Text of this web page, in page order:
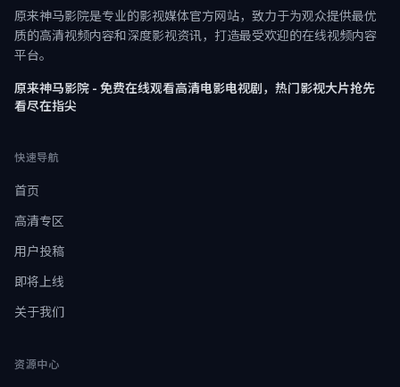
原来神马影院是专业的影视媒体官方网站，致力于为观众提供最优
质的高清视频内容和深度影视资讯，打造最受欢迎的在线视频内容
平台。
原来神马影院 - 免费在线观看高清电影电视剧，热门影视大片抢先
看尽在指尖
快速导航
首页
高清专区
用户投稿
即将上线
关于我们
资源中心